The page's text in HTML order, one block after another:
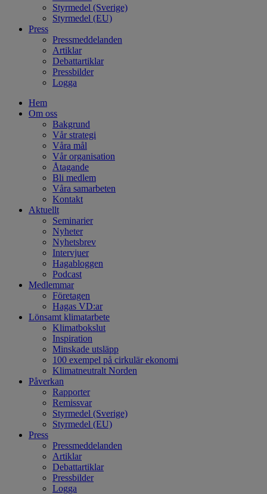
Styrmedel (Sverige)
Styrmedel (EU)
Press
Pressmeddelanden
Artiklar
Debattartiklar
Pressbilder
Logga
Hem
Om oss
Bakgrund
Vår strategi
Våra mål
Vår organisation
Åtagande
Bli medlem
Våra samarbeten
Kontakt
Aktuellt
Seminarier
Nyheter
Nyhetsbrev
Intervjuer
Hagabloggen
Podcast
Medlemmar
Företagen
Hagas VD:ar
Lönsamt klimatarbete
Klimatbokslut
Inspiration
Minskade utsläpp
100 exempel på cirkulär ekonomi
Klimatneutralt Norden
Påverkan
Rapporter
Remissvar
Styrmedel (Sverige)
Styrmedel (EU)
Press
Pressmeddelanden
Artiklar
Debattartiklar
Pressbilder
Logga